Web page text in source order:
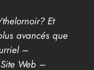
Et
avancés que
–
Web –